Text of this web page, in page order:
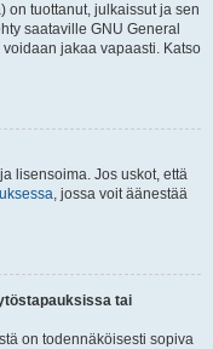
on tuottanut, julkaissut ja sen
saataville GNU General
jakaa vapaasti. Katso
lisensoima. Jos uskot, että
, jossa voit äänestää
tai
on todennäköisesti sopiva